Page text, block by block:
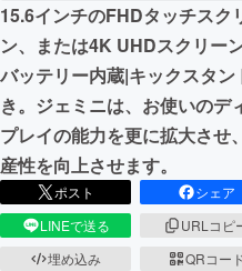
まちづくり・地域
CAMPFIRE for Social
CAMPFIREふるさと納
15.6インチのFHDタッチスク
ン、または4K UHDスクリー
バッテリー内蔵|キックスタン
き。ジェミニは、お使いのデ
プレイの能力を更に拡大させ
産性を向上させます。
ポスト
シェア
LINEで送る
URLコピ
埋め込み
QRコー